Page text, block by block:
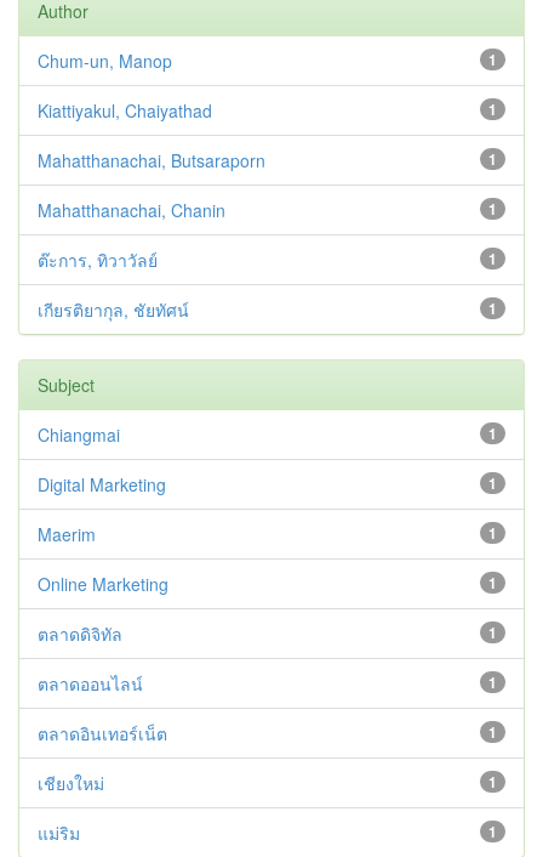
Author
1
Chum-un, Manop
1
Kiattiyakul, Chaiyathad
1
Mahatthanachai, Butsaraporn
1
Mahatthanachai, Chanin
1
ต๊ะการ, ทิวาวัลย์
1
เกียรติยากุล, ชัยทัศน์
Subject
1
Chiangmai
1
Digital Marketing
1
Maerim
1
Online Marketing
1
ตลาดดิจิทัล
1
ตลาดออนไลน์
1
ตลาดอินเทอร์เน็ต
1
เชียงใหม่
1
แม่ริม